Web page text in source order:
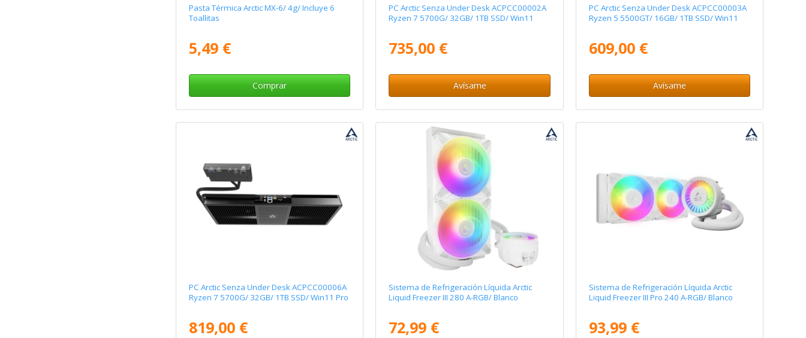
Pasta Térmica Arctic MX-6/ 4g/ Incluye 6
Toallitas
5,49 €
Comprar
PC Arctic Senza Under Desk ACPCC00002A
Ryzen 7 5700G/ 32GB/ 1TB SSD/ Win11
735,00 €
Avísame
PC Arctic Senza Under Desk ACPCC00003A
Ryzen 5 5500GT/ 16GB/ 1TB SSD/ Win11
609,00 €
Avísame
PC Arctic Senza Under Desk ACPCC00006A
Ryzen 7 5700G/ 32GB/ 1TB SSD/ Win11 Pro
819,00 €
Sistema de Refrigeración Líquida Arctic
Liquid Freezer III 280 A-RGB/ Blanco
72,99 €
Sistema de Refrigeración Líquida Arctic
Liquid Freezer III Pro 240 A-RGB/ Blanco
93,99 €